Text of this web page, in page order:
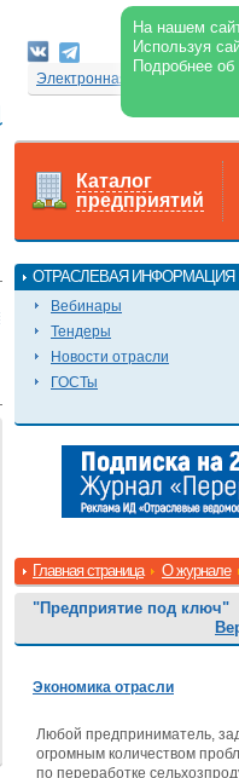
На нашем
Используя
Подробнее
Электронная версия
Каталог
предприятий
ОТРАСЛЕВАЯ ИНФОРМАЦИЯ
Вебинары
Тендеры
Новости отрасли
ГОСТы
Главная страница О журнале
"Предприятие под ключ"
Экономика отрасли
Любой предприниматель,
огромным количеством
по переработке